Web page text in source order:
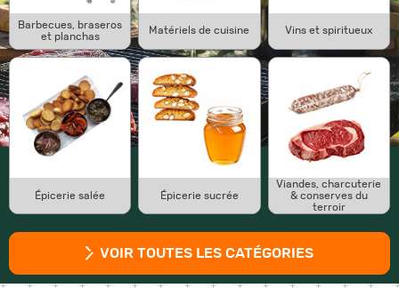
Barbecues, braseros
et planchas
Matériels de cuisine Vins et spiritueux
Épicerie salée Épicerie sucrée
Viandes, charcuterie
& conserves du
terroir
VOIR TOUTES LES CATÉGORIES